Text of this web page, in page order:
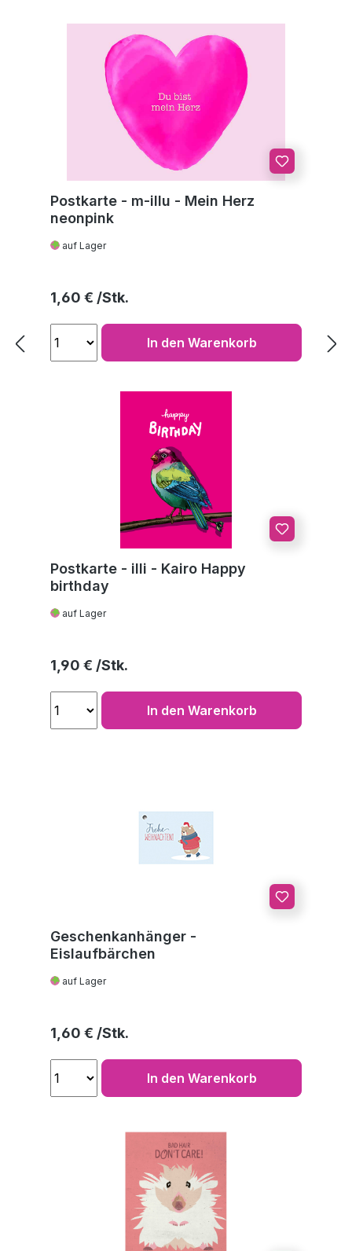
Postkarte - m-illu - Mein Herz
neonpink
auf Lager
Regulärer Preis:
1,60 €
In den Warenkorb
Postkarte - illi - Kairo Happy
birthday
auf Lager
Regulärer Preis:
1,90 €
In den Warenkorb
Geschenkanhänger -
Eislaufbärchen
auf Lager
Regulärer Preis:
1,60 €
In den Warenkorb